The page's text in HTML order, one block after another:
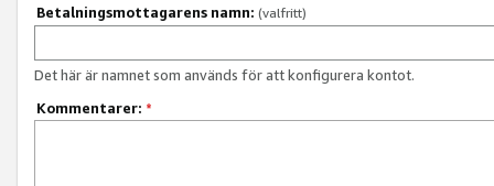
Betalningsmottagarens namn: (valfritt)
Det här är namnet som används för att konfigurera kontot.
Kommentarer: *